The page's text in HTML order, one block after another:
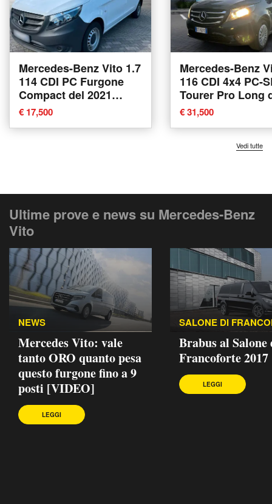
Mercedes-Benz Vito 1.7
114 CDI PC Furgone
Compact del 2021
usata
€ 17,500
Mercedes-Benz
116 CDI 4x4 PC-
Tourer Pro Long
2021 usata a
€ 31,500
Vedi tutte
Ultime prove e news su Mercedes-Benz
Vito
NEWS
Mercedes Vito: vale
tanto ORO quanto pesa
questo furgone fino a 9
posti [VIDEO]
LEGGI
SALONE DI
Brabus al Salone
Francoforte 2017
LEGGI